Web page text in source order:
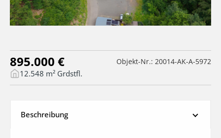
895.000 € Objekt-Nr.: 20014-AK-A-5972
12.548 m² Grdstfl.
Beschreibung